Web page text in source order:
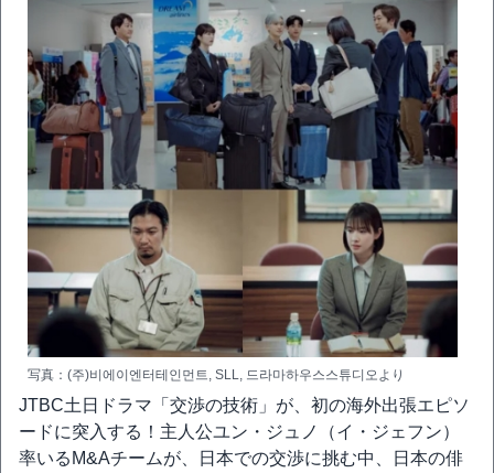
写真：(주)비에이엔터테인먼트, SLL, 드라마하우스스튜디오より
JTBC土日ドラマ「交渉の技術」が、初の海外出張エピソ
ードに突入する！主人公ユン・ジュノ（イ・ジェフン）
率いるM&Aチームが、日本での交渉に挑む中、日本の俳